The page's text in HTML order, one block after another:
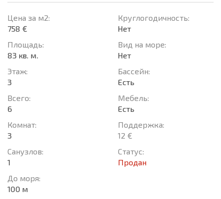
Цена за м2:
758 €
Площадь:
83 кв. м.
Этаж:
3
Всего:
6
Комнат:
3
Санузлов:
1
До моря:
100 м
Круглогодичность:
Нет
Вид на море:
Нет
Басcейн:
Есть
Мебель:
Есть
Поддержка:
12 €
Статус:
Продан